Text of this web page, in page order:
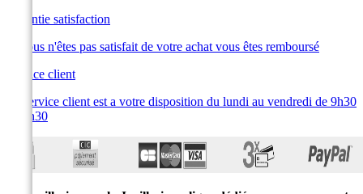
Garantie satisfaction
Si vous n'êtes pas satisfait de votre achat vous êtes remboursé
Service client
Le service client est a votre disposition du lundi au vendredi de 9h30
à 19h30